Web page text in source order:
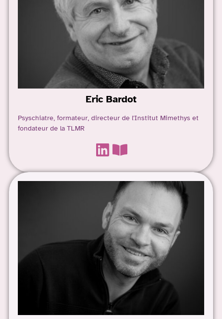
EricBardot
Psyschiatre, formateur, directeur de l'Institut Mimethys et
fondateur de la TLMR